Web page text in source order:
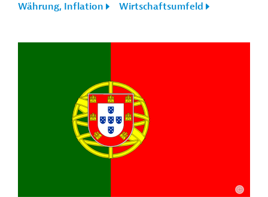
Währung, Inflation
Wirtschaftsumfeld